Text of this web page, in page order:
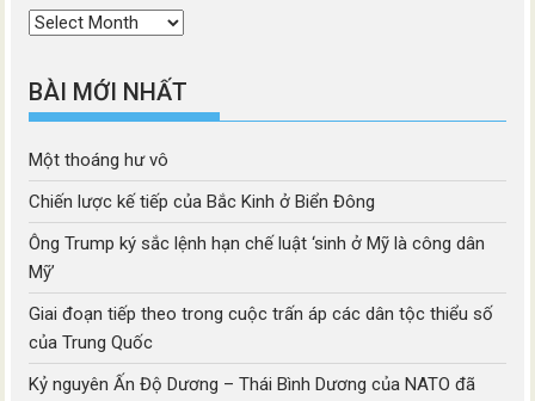
Thời
BÀI MỚI NHẤT
Một thoáng hư vô
Chiến lược kế tiếp của Bắc Kinh ở Biển Đông
Ông Trump ký sắc lệnh hạn chế luật ‘sinh ở Mỹ là công dân
Mỹ’
Giai đoạn tiếp theo trong cuộc trấn áp các dân tộc thiểu số
của Trung Quốc
Kỷ nguyên Ấn Độ Dương – Thái Bình Dương của NATO đã